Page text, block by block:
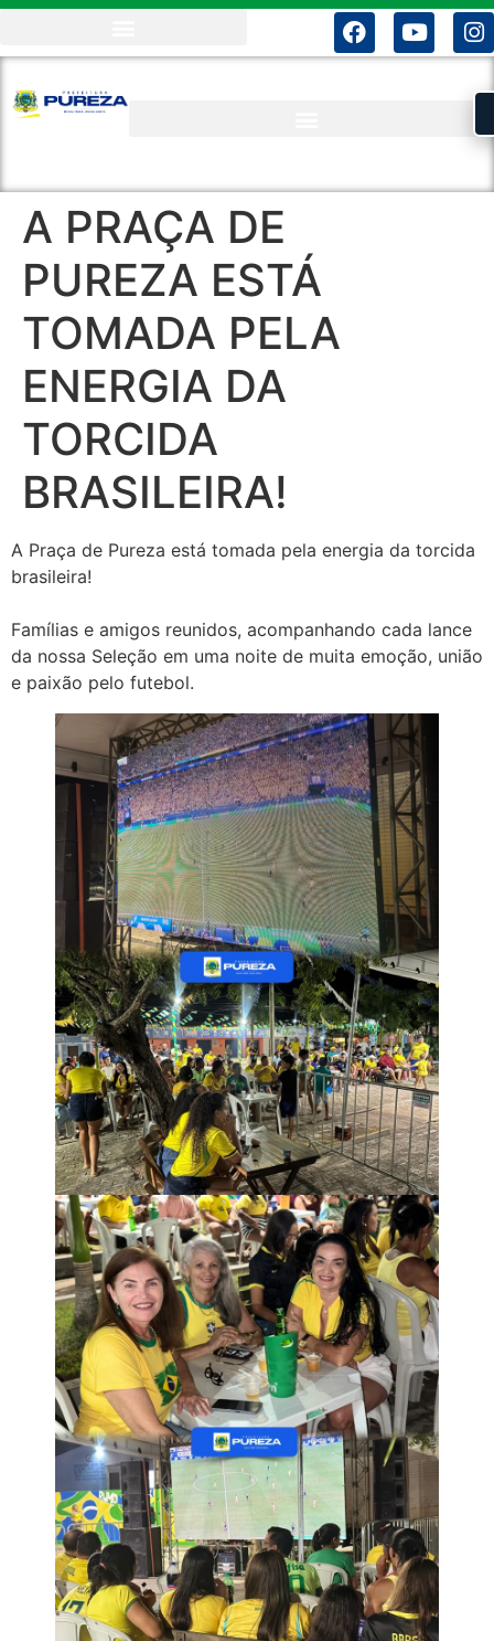
A PRAÇA DE
PUREZA ESTÁ
TOMADA PELA
ENERGIA DA
TORCIDA
BRASILEIRA!
A Praça de Pureza está tomada pela energia da torcida
brasileira!
Famílias e amigos reunidos, acompanhando cada lance
da nossa Seleção em uma noite de muita emoção, união
e paixão pelo futebol.